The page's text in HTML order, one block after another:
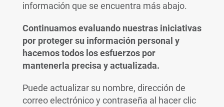
información que se encuentra más abajo.
Continuamos evaluando nuestras iniciativas
por proteger su información personal y
hacemos todos los esfuerzos por
mantenerla precisa y actualizada.
Puede actualizar su nombre, dirección de
correo electrónico y contraseña al hacer clic